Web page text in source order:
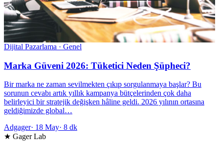
Dijital Pazarlama · Genel
Marka Güveni 2026: Tüketici Neden Şüpheci?
Bir marka ne zaman sevilmekten çıkıp sorgulanmaya başlar? Bu
sorunun cevabı artık yıllık kampanya bütçelerinden çok daha
belirleyici bir stratejik değişken hâline geldi. 2026 yılının ortasına
geldiğimizde global…
Adgager· 18 May· 8 dk
★ Gager Lab